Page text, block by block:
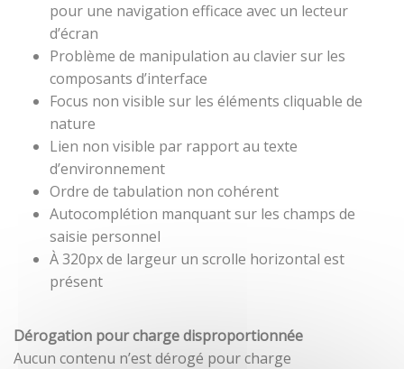
pour une navigation efficace avec un lecteur
d’écran
Problème de manipulation au clavier sur les
composants d’interface
Focus non visible sur les éléments cliquable de
nature
Lien non visible par rapport au texte
d’environnement
Ordre de tabulation non cohérent
Autocomplétion manquant sur les champs de
saisie personnel
À 320px de largeur un scrolle horizontal est
présent
Dérogation pour charge disproportionnée
Aucun contenu n’est dérogé pour charge